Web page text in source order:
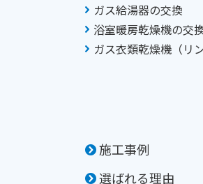
ガス給湯器の交換
浴室暖房乾燥機の交
ガス衣類乾燥機（リ
施工事例
選ばれる理由